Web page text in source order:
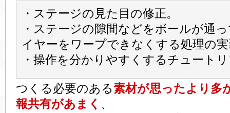
・ステージの見た目の修正。
・ステージの隙間などをボールが通
イヤーをワープできなくする処理の
・操作を分かりやすくするチュート
つくる必要のある素材が思ったより多
報共有があまく 、